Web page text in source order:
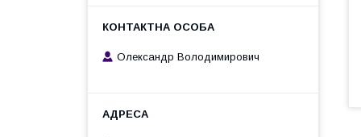
Олександр Володимирович